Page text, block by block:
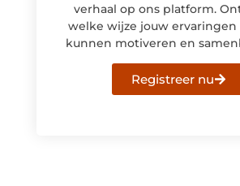
verhaal op ons platform.
welke wijze jouw ervaringen
kunnen motiveren en
Registreer nu